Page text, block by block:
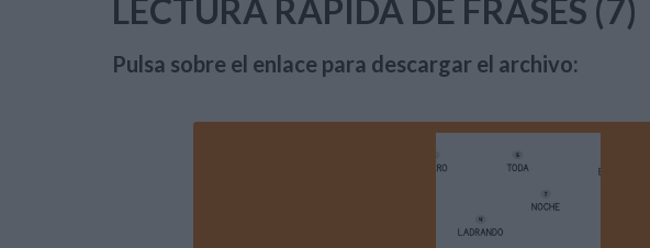
LECTURA RAPIDA DE FRASES (7)
Pulsa sobre el enlace para descargar el archivo: